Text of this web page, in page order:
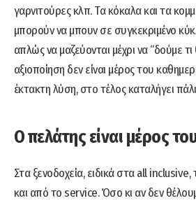
γαρνιτούρες κλπ. Τα κόκαλα και τα
μπορούν να μπουν σε συγκεκριμένο
απλώς να μαζεύονται μέχρι να “δούμε
αξιοποίηση δεν είναι μέρος του
έκτακτη λύση, στο τέλος καταλήγει
Ο πελάτης είναι μέρος
Στα ξενοδοχεία, ειδικά στα all
και από το service. Όσο κι αν δεν